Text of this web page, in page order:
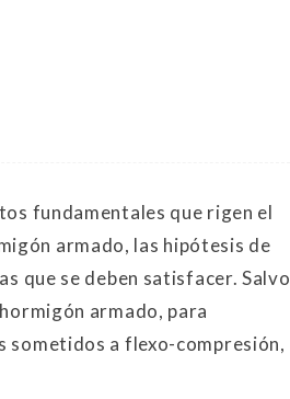
fundamentales que rigen el
armado, las hipótesis de
que se deben satisfacer. Salvo
armado, para
sometidos a flexo-compresión,